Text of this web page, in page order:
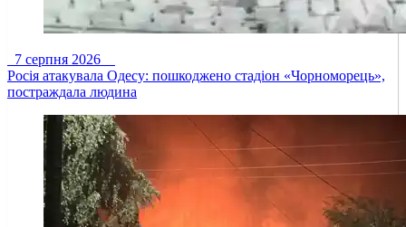
7 серпня 2026
Росія атакувала Одесу: пошкоджено стадіон «Чорноморець»,
постраждала людина